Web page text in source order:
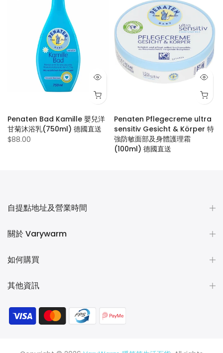
Penaten Bad Kamille 嬰兒洋
甘菊沐浴乳(750ml) 德國直送
$88.00
Penaten Pflegecreme ultra
sensitiv Gesicht & Körper 特
強防敏面部及身體護理霜
(100ml) 德國直送
自提點地址及營業時間
關於 Varywarm
如何購買
其他資訊